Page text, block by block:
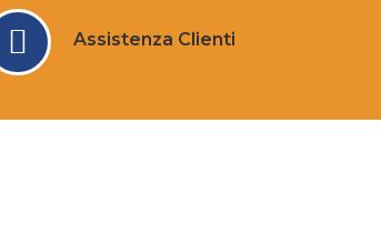
Assistenza Clienti